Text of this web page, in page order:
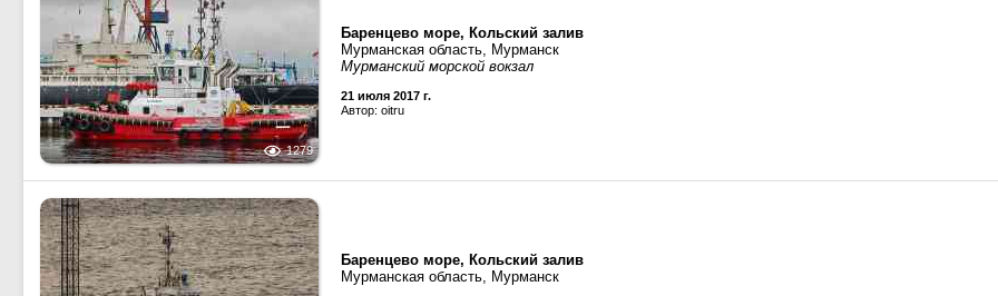
1279
Баренцево море, Кольский залив
Мурманская область, Мурманск
Мурманский морской вокзал
21 июля 2017 г.
Автор: oitru
Баренцево море, Кольский залив
Мурманская область, Мурманск